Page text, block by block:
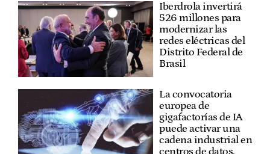
Iberdrola invertirá
526 millones para
modernizar las
redes eléctricas del
Distrito Federal de
Brasil
La convocatoria
europea de
gigafactorías de IA
puede activar una
cadena industrial en
centros de datos,